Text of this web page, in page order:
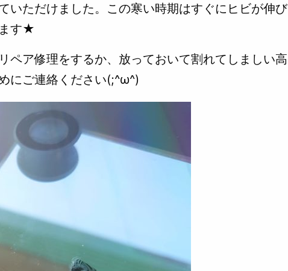
いただけました。この寒い時期はすぐにヒビが伸び
す★
ペア修理をするか、放っておいて割れてしましい高
にご連絡ください(;^ω^)